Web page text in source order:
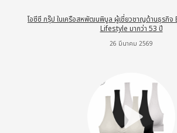
โอซีซี กรุ๊ป ในเครือสหพัฒนพิบูล ผู้เชี่ยวชาญด้านธุรกิ
Lifestyle มากว่า 53 ปี
26 มีนาคม 2569